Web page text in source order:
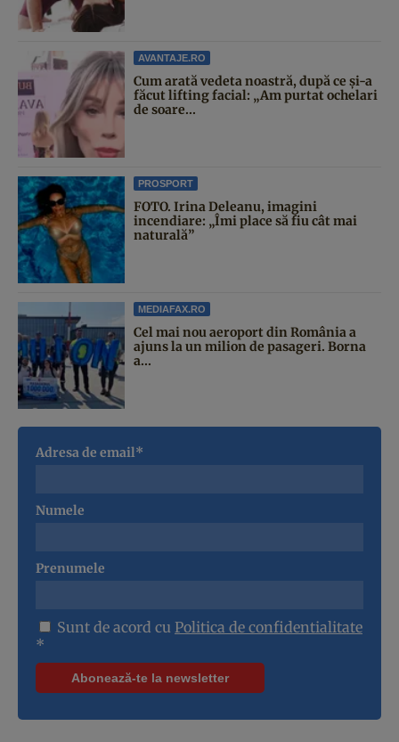
AVANTAJE.RO
Cum arată vedeta noastră, după ce și-a
făcut lifting facial: „Am purtat ochelari
de soare...
PROSPORT
FOTO. Irina Deleanu, imagini
incendiare: „Îmi place să fiu cât mai
naturală”
MEDIAFAX.RO
Cel mai nou aeroport din România a
ajuns la un milion de pasageri. Borna
a...
Adresa de email*
Numele
Prenumele
Sunt de acord cu Politica de confidentialitate
*